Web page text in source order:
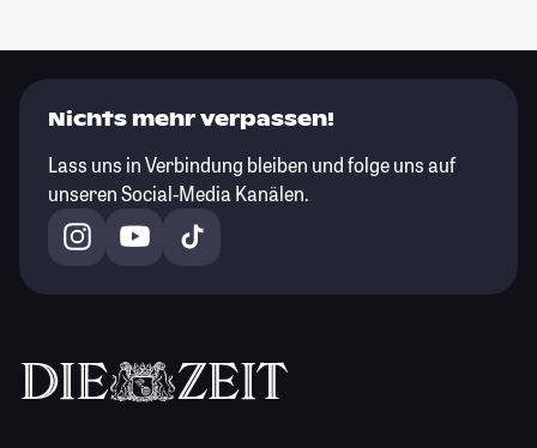
Nichts mehr verpassen!
Lass uns in Verbindung bleiben und folge uns auf
unseren Social-Media Kanälen.